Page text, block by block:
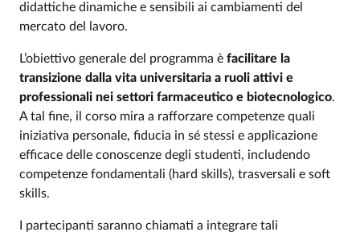
didattiche dinamiche e sensibili ai cambiamenti del
mercato del lavoro.
L’obiettivo generale del programma è facilitare la
transizione dalla vita universitaria a ruoli attivi e
professionali nei settori farmaceutico e biotecnologico.
A tal fine, il corso mira a rafforzare competenze quali
iniziativa personale, fiducia in sé stessi e applicazione
efficace delle conoscenze degli studenti, includendo
competenze fondamentali (hard skills), trasversali e soft
skills.
I partecipanti saranno chiamati a integrare tali